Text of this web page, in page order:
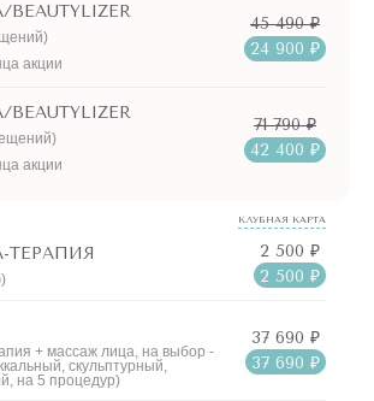
акции
45 490 ₽
24 900 ₽
акции
71 790 ₽
42 400 ₽
КЛУБНАЯ КАРТА
2 500 ₽
2 500 ₽
+ массаж лица, на выбор -
скульптурный,
на 5 процедур)
37 690 ₽
37 690 ₽